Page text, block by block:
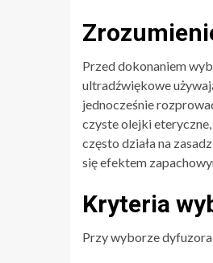
Przed dokonaniem
ultradźwiękowe
jednocześnie
czyste olejki
często działa na
się efektem
Kryteria
Przy wyborze